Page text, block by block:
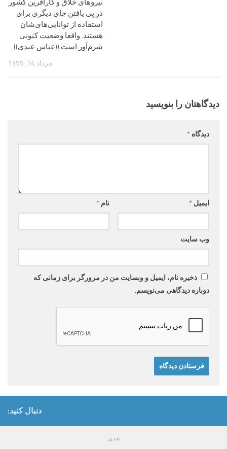
نیروهای خلاق و کارآفرین کشور
در پی یافتن جای دیگری برای
استفاده از توانایی‌های‌شان
هستند. واقعا وضعیت کنونی
شرم‌آور است ((عباس عبدی))
مرداد 14, 1399
دیدگاهتان را بنویسید
دیدگاه *
نام * ایمیل *
وب‌ سایت
ذخیره نام، ایمیل و وبسایت من در مرورگر برای زمانی که
دوباره دیدگاهی می‌نویسم.
دنبال کنید:
بعدی